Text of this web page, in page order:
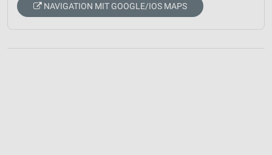
NAVIGATION MIT GOOGLE/IOS MAPS